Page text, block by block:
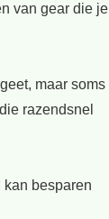
van gear die je
maar soms
razendsnel
kan besparen